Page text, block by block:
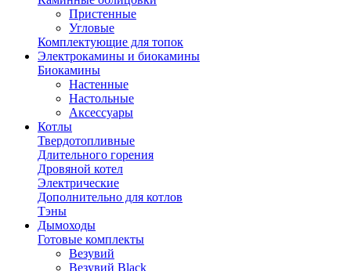
Пристенные
Угловые
Комплектующие для топок
Электрокамины и биокамины
Биокамины
Настенные
Настольные
Аксессуары
Котлы
Твердотопливные
Длительного горения
Дровяной котел
Электрические
Дополнительно для котлов
Тэны
Дымоходы
Готовые комплекты
Везувий
Везувий Black